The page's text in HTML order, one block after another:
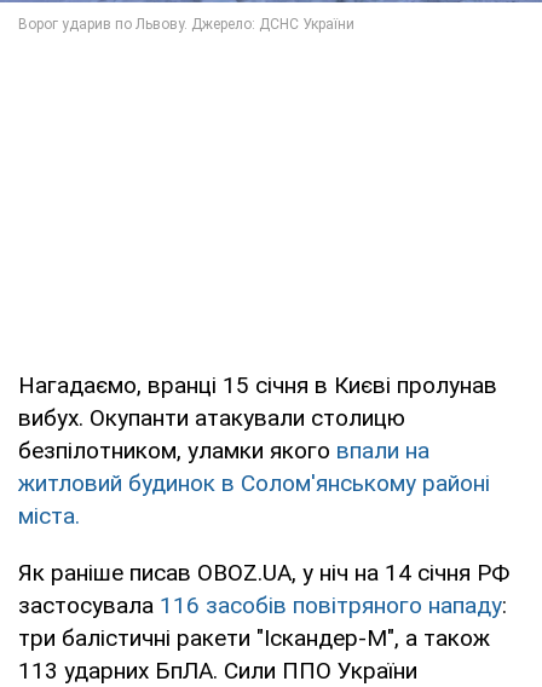
Нагадаємо, вранці 15 січня в Києві пролунав
вибух. Окупанти атакували столицю
безпілотником, уламки якого впали на
житловий будинок в Солом'янському районі
міста.
Як раніше писав OBOZ.UA, у ніч на 14 січня РФ
застосувала 116 засобів повітряного нападу:
три балістичні ракети "Іскандер-М", а також
113 ударних БпЛА. Сили ППО України